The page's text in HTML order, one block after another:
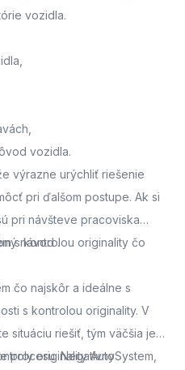
vozidla.
vozidla.
výrazne urýchliť riešenie
pri ďalšom postupe. Ak si
pri návšteve pracoviska
návod.
s kontrolou originality čo
čo najskôr a ideálne s
s kontrolou originality. V
situáciu riešiť, tým väčšia je
procesu. Negatívny
originality AutoSystem,